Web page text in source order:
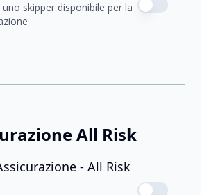
uno skipper disponibile per la
All Risk
- All Risk